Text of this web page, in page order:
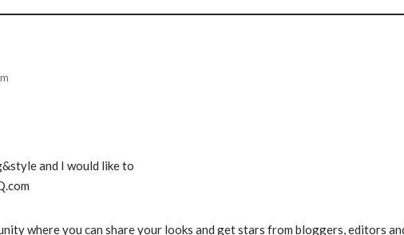
and I would like to
where you can share your looks and get stars from bloggers, editors